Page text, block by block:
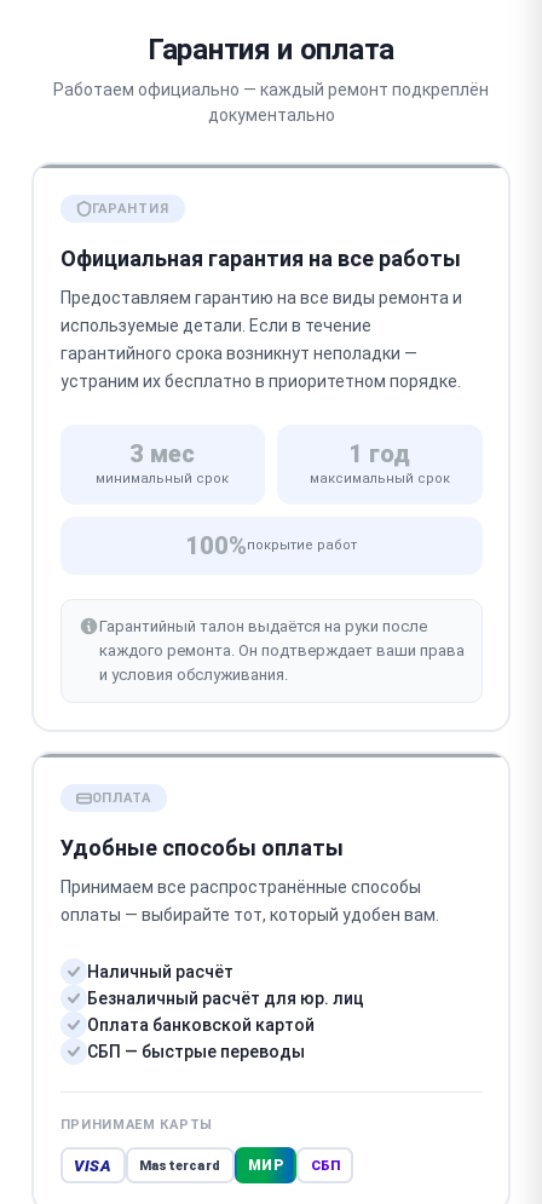
Гарантия и оплата
Работаем официально — каждый ремонт подкреплён
документально
ГАРАНТИЯ
Официальная гарантия на все работы
Предоставляем гарантию на все виды ремонта и
используемые детали. Если в течение
гарантийного срока возникнут неполадки —
устраним их бесплатно в приоритетном порядке.
3 мес
минимальный срок
1 год
максимальный срок
100%покрытие работ
Гарантийный талон выдаётся на руки после
каждого ремонта. Он подтверждает ваши права
и условия обслуживания.
ОПЛАТА
Удобные способы оплаты
Принимаем все распространённые способы
оплаты — выбирайте тот, который удобен вам.
Наличный расчёт
Безналичный расчёт для юр. лиц
Оплата банковской картой
СБП — быстрые переводы
ПРИНИМАЕМ КАРТЫ
VISA Mastercard МИР СБП